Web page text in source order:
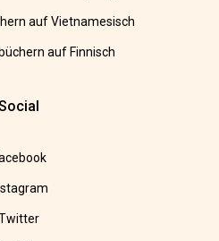
auf Vietnamesisch
auf Finnisch